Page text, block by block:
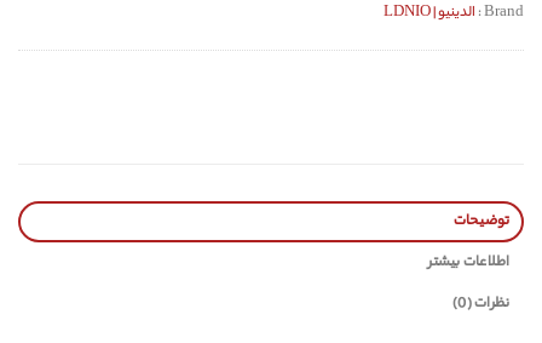
Brand : الدینیو | LDNIO
توضیحات
اطلاعات بیشتر
نظرات (0)